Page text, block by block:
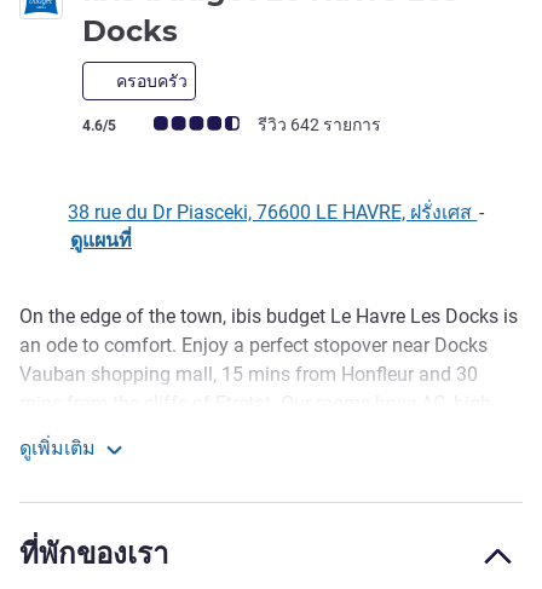
Docks
ครอบครัว
คะแนนความคิดเห็นจากแขก (เรทติ้งบน ALL)
4.6/5 รีวิว 642 รายการ
38 rue du Dr Piasceki, 76600 LE HAVRE, ฝรั่งเศส -
ดูแผนที่
รายละเอียด
On the edge of the town, ibis budget Le Havre Les Docks is
an ode to comfort. Enjoy a perfect stopover near Docks
Vauban shopping mall, 15 mins from Honfleur and 30
speed fiber WIFI and 3-star bedding. Ideal for family or
business stays, the hotel offers room service 6pm to
Escape to our hotel near Le Havre, the MUMA museum,
ดูเพิ่มเติม
ที่พักของเรา